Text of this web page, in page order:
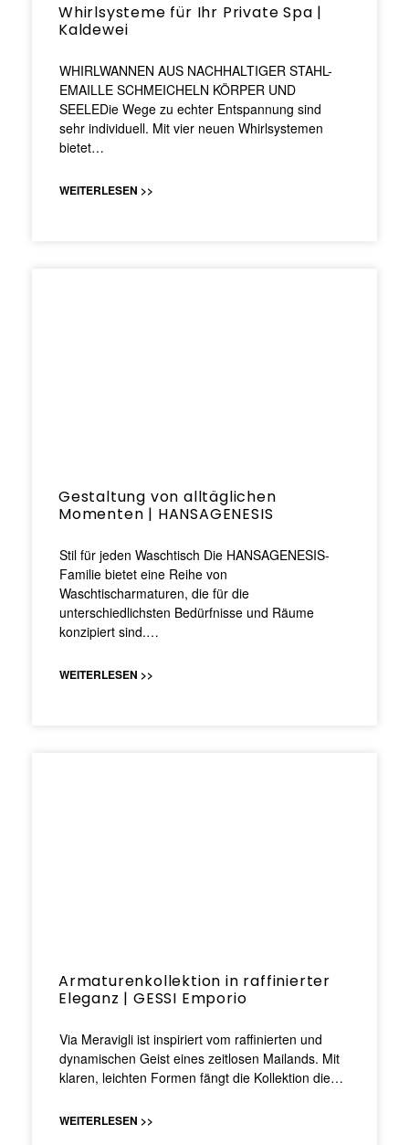
Whirlsysteme für Ihr Private Spa |
Kaldewei
WHIRLWANNEN AUS NACHHALTIGER STAHL-
EMAILLE SCHMEICHELN KÖRPER UND
SEELEDie Wege zu echter Entspannung sind
sehr individuell. Mit vier neuen Whirlsystemen
bietet…
WEITERLESEN >>
Gestaltung von alltäglichen
Momenten | HANSAGENESIS
Stil für jeden Waschtisch Die HANSAGENESIS-
Familie bietet eine Reihe von
Waschtischarmaturen, die für die
unterschiedlichsten Bedürfnisse und Räume
konzipiert sind.…
WEITERLESEN >>
Armaturenkollektion in raffinierter
Eleganz | GESSI Emporio
Via Meravigli ist inspiriert vom raffinierten und
dynamischen Geist eines zeitlosen Mailands. Mit
klaren, leichten Formen fängt die Kollektion die…
WEITERLESEN >>